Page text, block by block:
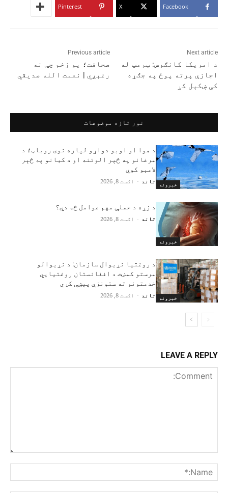
Facebook
X
Pinterest
Previous article
صحافت؛ یو زخم چې نه
رغېږي | نعمت الله صدیقي
Next article
د امریکا کانګرس: ټرمپ له
اجازې پرته پوځ په جګړه
کې ښکېل کړ
نور تازه موضوعات
خبرونه
د هوا او اوبو دواړو لپاره نوی روباټ؛ د
مرغانو په څېر الوتنه او د کبانو په څېر
لامبو کوي
تاند - اګست 8, 2026
خبرونه
د زړه د حملې مهم عوامل څه دي؟
تاند - اګست 8, 2026
خبرونه
د روغتیا نړیوال سازمان: د نړیوالو
مرستو کمښت د افغانستان روغتیايي
خدمتونو ته ستونزې پېښې کړي
تاند - اګست 8, 2026
LEAVE A REPLY